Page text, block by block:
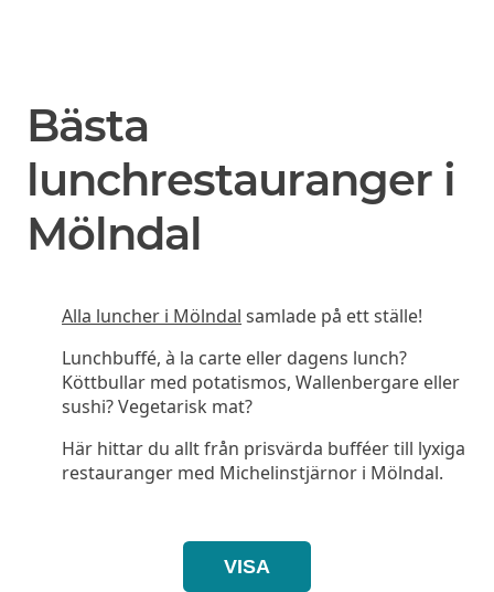
Bästa
lunchrestauranger i
Mölndal
Alla luncher i Mölndal samlade på ett ställe!
Lunchbuffé, à la carte eller dagens lunch?
Köttbullar med potatismos, Wallenbergare eller
sushi? Vegetarisk mat?
Här hittar du allt från prisvärda bufféer till lyxiga
restauranger med Michelinstjärnor i Mölndal.
VISA